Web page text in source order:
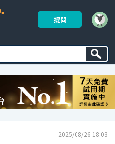
提問
2025/08/26 18:03